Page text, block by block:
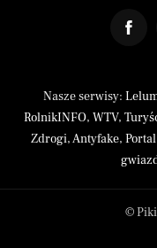
Nasze serwisy:
RolnikINFO, WTV,
Zdrogi,Antyfake,
©